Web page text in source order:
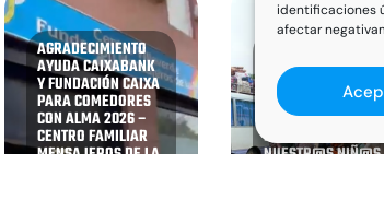
identificaciones
afectar
AGRADECIMIENTO
AYUDA CAIXABANK
Y FUNDACIÓN CAIXA
PARA COMEDORES
CON ALMA 2026 –
CENTRO FAMILIAR
MENSAJEROS DE LA
COLONIA DE
VACACIONES EN
TCHATCHÉGOU
DONDE HAN
PARTICIPADO
NUESTR@S NIÑ@S